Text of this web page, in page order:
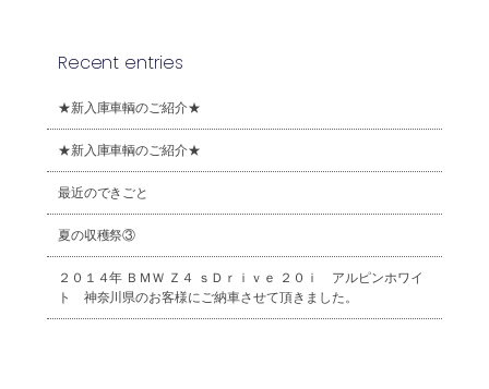
Recent entries
★新入庫車輌のご紹介★
★新入庫車輌のご紹介★
最近のできごと
夏の収穫祭③
２０１４年 ＢＭＷ Ｚ４ ｓＤｒｉｖｅ ２０ｉ アルピンホワイ
ト 神奈川県のお客様にご納車させて頂きました。